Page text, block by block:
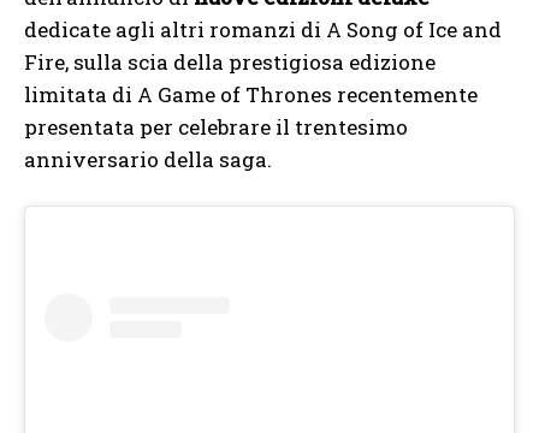
dedicate agli altri romanzi di A Song of Ice and
Fire, sulla scia della prestigiosa edizione
limitata di A Game of Thrones recentemente
presentata per celebrare il trentesimo
anniversario della saga.